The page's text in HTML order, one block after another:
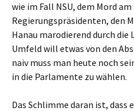
wie im Fall NSU, dem Mord
Regierungspräsidenten, den
Hanau marodierend durch die
Umfeld will etwas von den
naiv muss man heute noch
in die Parlamente zu wählen.
Das Schlimme daran ist,